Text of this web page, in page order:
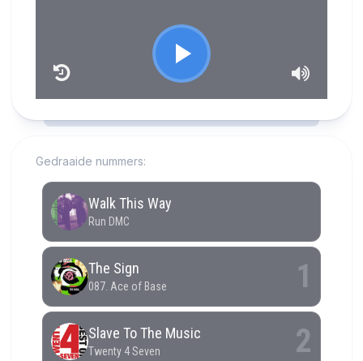
Gedraaide nummers: